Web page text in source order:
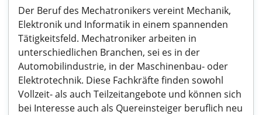
Der Beruf des Mechatronikers vereint Mechanik,
Elektronik und Informatik in einem spannenden
Tätigkeitsfeld. Mechatroniker arbeiten in
unterschiedlichen Branchen, sei es in der
Automobilindustrie, in der Maschinenbau- oder
Elektrotechnik. Diese Fachkräfte finden sowohl
Vollzeit- als auch Teilzeitangebote und können sich
bei Interesse auch als Quereinsteiger beruflich neu